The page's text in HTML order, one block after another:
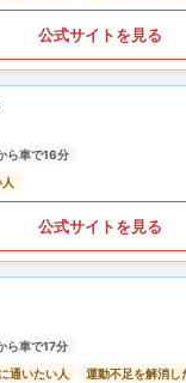
公式サイトを見る
ら車で16分
公式サイトを見る
ら車で17分
通いたい人
運動不足を解消し